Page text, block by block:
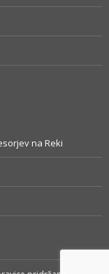
na Reki